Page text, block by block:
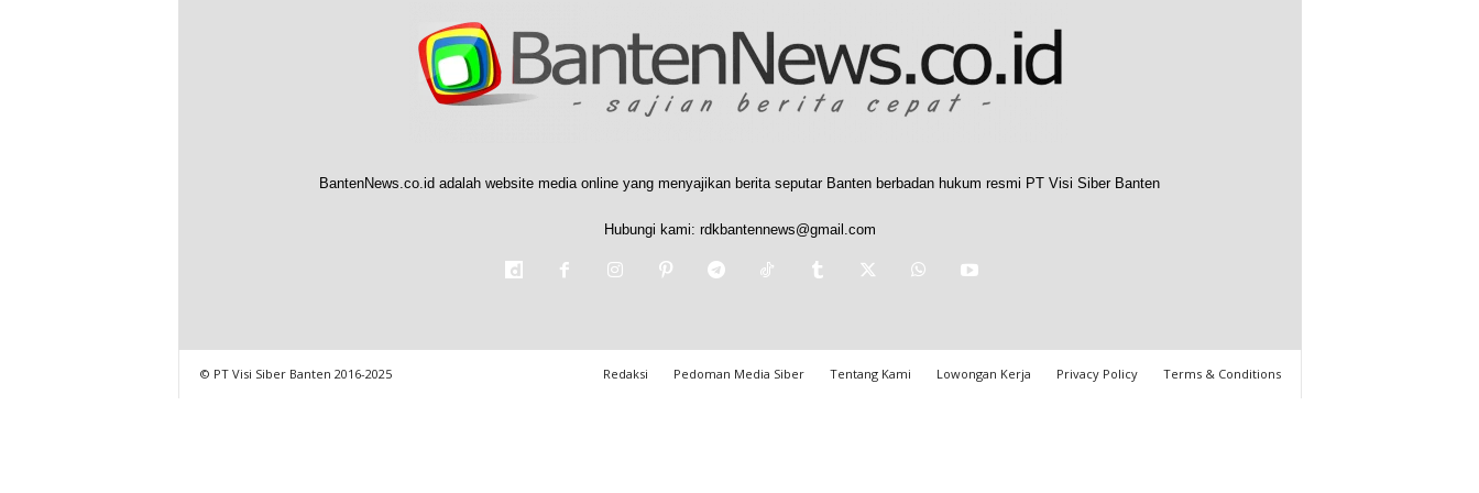
BantenNews.co.id adalah website media online yang menyajikan berita seputar Banten berbadan hukum resmi PT Visi Siber Banten
Hubungi kami: rdkbantennews@gmail.com
Redaksi Pedoman Media Siber Tentang Kami Lowongan Kerja Privacy Policy Terms & Conditions
© PT Visi Siber Banten 2016-2025